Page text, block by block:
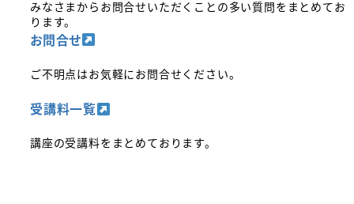
みなさまからお問合せいただくことの多い質問をまとめてお
ります。
お問合せ
ご不明点はお気軽にお問合せください。
受講料一覧
講座の受講料をまとめております。